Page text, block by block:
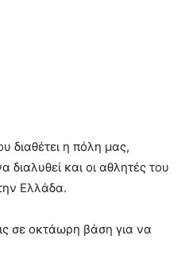
διαθέτει η πόλη μας,
και οι αθλητές του
Ελλάδα.
σε οκτάωρη βάση για να